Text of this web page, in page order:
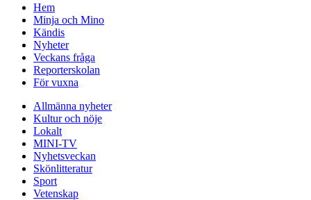
Hem
Minja och Mino
Kändis
Nyheter
Veckans fråga
Reporterskolan
För vuxna
Allmänna nyheter
Kultur och nöje
Lokalt
MINI-TV
Nyhetsveckan
Skönlitteratur
Sport
Vetenskap